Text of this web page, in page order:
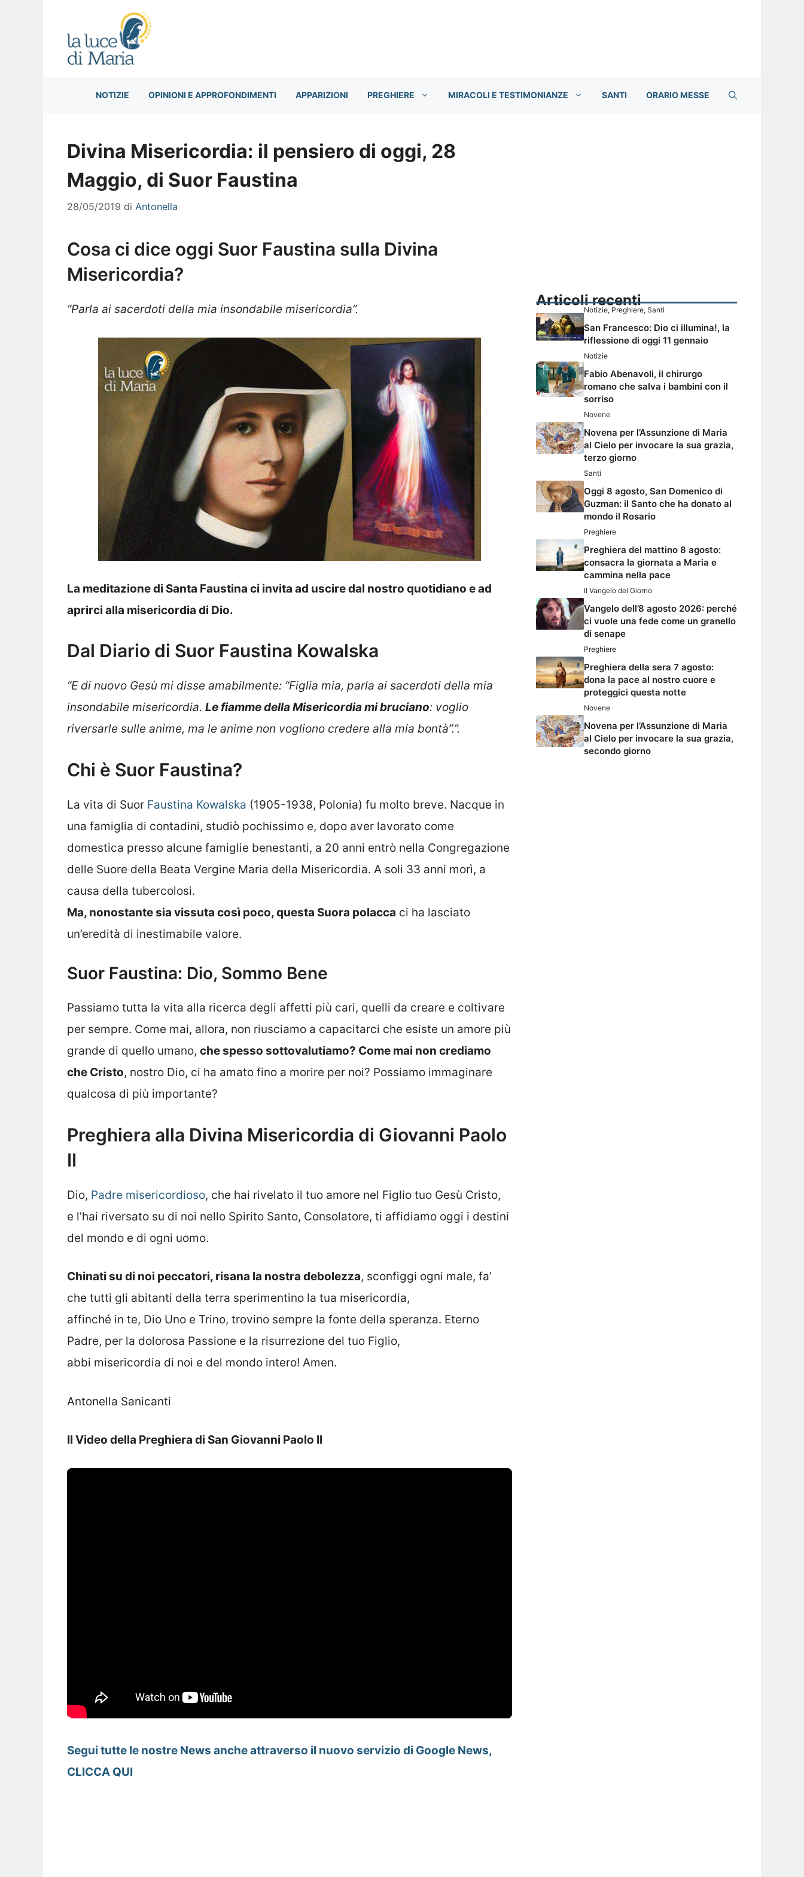
NOTIZIE OPINIONI E APPROFONDIMENTI APPARIZIONI PREGHIERE MIRACOLI E TESTIMONIANZE SANTI ORARIO MESSE
Divina Misericordia: il pensiero di oggi, 28
Maggio, di Suor Faustina
28/05/2019 di Antonella
Cosa ci dice oggi Suor Faustina sulla Divina
Misericordia?
“Parla ai sacerdoti della mia insondabile misericordia”.
La meditazione di Santa Faustina ci invita ad uscire dal nostro quotidiano e ad
aprirci alla misericordia di Dio.
Dal Diario di Suor Faustina Kowalska
“E di nuovo Gesù mi disse amabilmente: “Figlia mia, parla ai sacerdoti della mia
insondabile misericordia. Le fiamme della Misericordia mi bruciano: voglio
riversarle sulle anime, ma le anime non vogliono credere alla mia bontà”.”.
Chi è Suor Faustina?
La vita di Suor Faustina Kowalska (1905-1938, Polonia) fu molto breve. Nacque in
una famiglia di contadini, studiò pochissimo e, dopo aver lavorato come
domestica presso alcune famiglie benestanti, a 20 anni entrò nella Congregazione
delle Suore della Beata Vergine Maria della Misericordia. A soli 33 anni morì, a
causa della tubercolosi.
Ma, nonostante sia vissuta così poco, questa Suora polacca ci ha lasciato
un’eredità di inestimabile valore.
Suor Faustina: Dio, Sommo Bene
Passiamo tutta la vita alla ricerca degli affetti più cari, quelli da creare e coltivare
per sempre. Come mai, allora, non riusciamo a capacitarci che esiste un amore più
grande di quello umano, che spesso sottovalutiamo? Come mai non crediamo
che Cristo, nostro Dio, ci ha amato fino a morire per noi? Possiamo immaginare
qualcosa di più importante?
Preghiera alla Divina Misericordia di Giovanni Paolo
II
Dio, Padre misericordioso, che hai rivelato il tuo amore nel Figlio tuo Gesù Cristo,
e l’hai riversato su di noi nello Spirito Santo, Consolatore, ti affidiamo oggi i destini
del mondo e di ogni uomo.
Chinati su di noi peccatori, risana la nostra debolezza, sconfiggi ogni male, fa’
che tutti gli abitanti della terra sperimentino la tua misericordia,
affinché in te, Dio Uno e Trino, trovino sempre la fonte della speranza. Eterno
Padre, per la dolorosa Passione e la risurrezione del tuo Figlio,
abbi misericordia di noi e del mondo intero! Amen.
Antonella Sanicanti
Il Video della Preghiera di San Giovanni Paolo II
Segui tutte le nostre News anche attraverso il nuovo servizio di Google News,
CLICCA QUI
Articoli recenti
Notizie, Preghiere, Santi
San Francesco: Dio ci illumina!, la
riflessione di oggi 11 gennaio
Notizie
Fabio Abenavoli, il chirurgo
romano che salva i bambini con il
sorriso
Novene
Novena per l’Assunzione di Maria
al Cielo per invocare la sua grazia,
terzo giorno
Santi
Oggi 8 agosto, San Domenico di
Guzman: il Santo che ha donato al
mondo il Rosario
Preghiere
Preghiera del mattino 8 agosto:
consacra la giornata a Maria e
cammina nella pace
Il Vangelo del Giorno
Vangelo dell’8 agosto 2026: perché
ci vuole una fede come un granello
di senape
Preghiere
Preghiera della sera 7 agosto:
dona la pace al nostro cuore e
proteggici questa notte
Novene
Novena per l’Assunzione di Maria
al Cielo per invocare la sua grazia,
secondo giorno